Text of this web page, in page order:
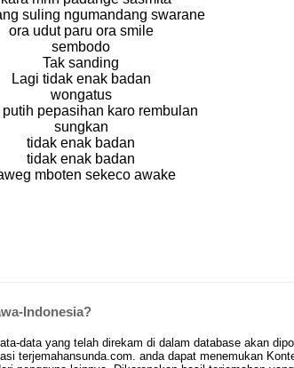
suling ngumandang swarane
ora udut paru ora smile
sembodo
Tak sanding
Lagi tidak enak badan
wongatus
putih pepasihan karo rembulan
sungkan
tidak enak badan
tidak enak badan
mboten sekeco awake
Indonesia?
data yang telah direkam di dalam database akan
terjemahansunda.com. anda dapat menemukan